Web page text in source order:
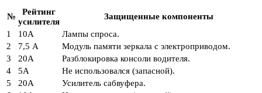
№
Рейтинг
усилителя
Защищенные компоненты
1
10А
Лампы спроса.
2
7,5 А
Модуль памяти зеркала с электроприводом.
3
20А
Разблокировка консоли водителя.
4
5А
Не использовался (запасной).
5
20А
Усилитель сабвуфера.